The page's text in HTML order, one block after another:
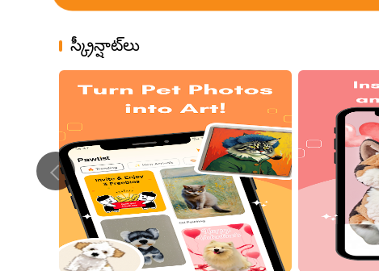
స్క్రీన్షాట్‌లు